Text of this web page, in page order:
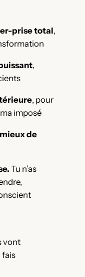
prise total,
,
, pour
imposé
de
Tu n’as
vont
fais